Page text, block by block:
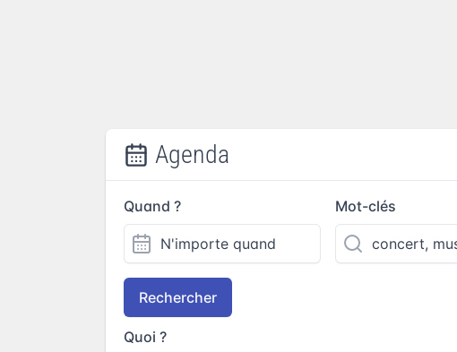
Agenda
Quand ? Mot-clés
Rechercher
Quoi ?